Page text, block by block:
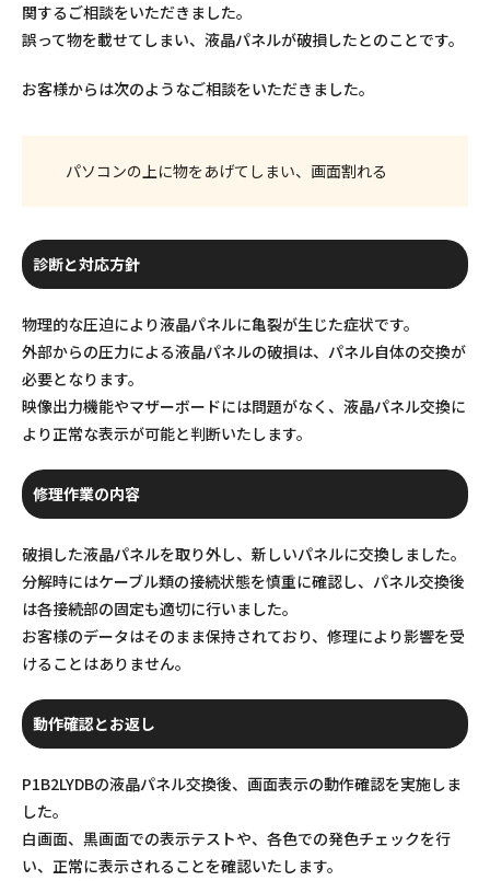
関するご相談をいただきました。
誤って物を載せてしまい、液晶パネルが破損したとのことです。
お客様からは次のようなご相談をいただきました。
パソコンの上に物をあげてしまい、画面割れる
診断と対応方針
物理的な圧迫により液晶パネルに亀裂が生じた症状です。
外部からの圧力による液晶パネルの破損は、パネル自体の交換が
必要となります。
映像出力機能やマザーボードには問題がなく、液晶パネル交換に
より正常な表示が可能と判断いたします。
修理作業の内容
破損した液晶パネルを取り外し、新しいパネルに交換しました。
分解時にはケーブル類の接続状態を慎重に確認し、パネル交換後
は各接続部の固定も適切に行いました。
お客様のデータはそのまま保持されており、修理により影響を受
けることはありません。
動作確認とお返し
P1B2LYDBの液晶パネル交換後、画面表示の動作確認を実施しま
した。
白画面、黒画面での表示テストや、各色での発色チェックを行
い、正常に表示されることを確認いたします。